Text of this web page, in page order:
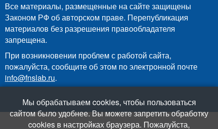
Все материалы, размещенные на сайте защищены
Законом РФ об авторском праве. Перепубликация
материалов без разрешения правообладателя
запрещена.
При возникновении проблем с работой сайта,
пожалуйста, сообщите об этом по электронной почте
info@fnslab.ru.
Мы обрабатываем cookies, чтобы пользоваться
сайтом было удобнее. Вы можете запретить обработку
cookies в настройках браузера. Пожалуйста,